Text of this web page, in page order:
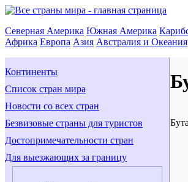
Северная Америка Южная Америка
Африка Европа Азия Австралия и Океания
Континенты
Список стран мира
Новости со всех стран
Безвизовые страны для туристов
Достопримечательности стран
Для выезжающих за границу